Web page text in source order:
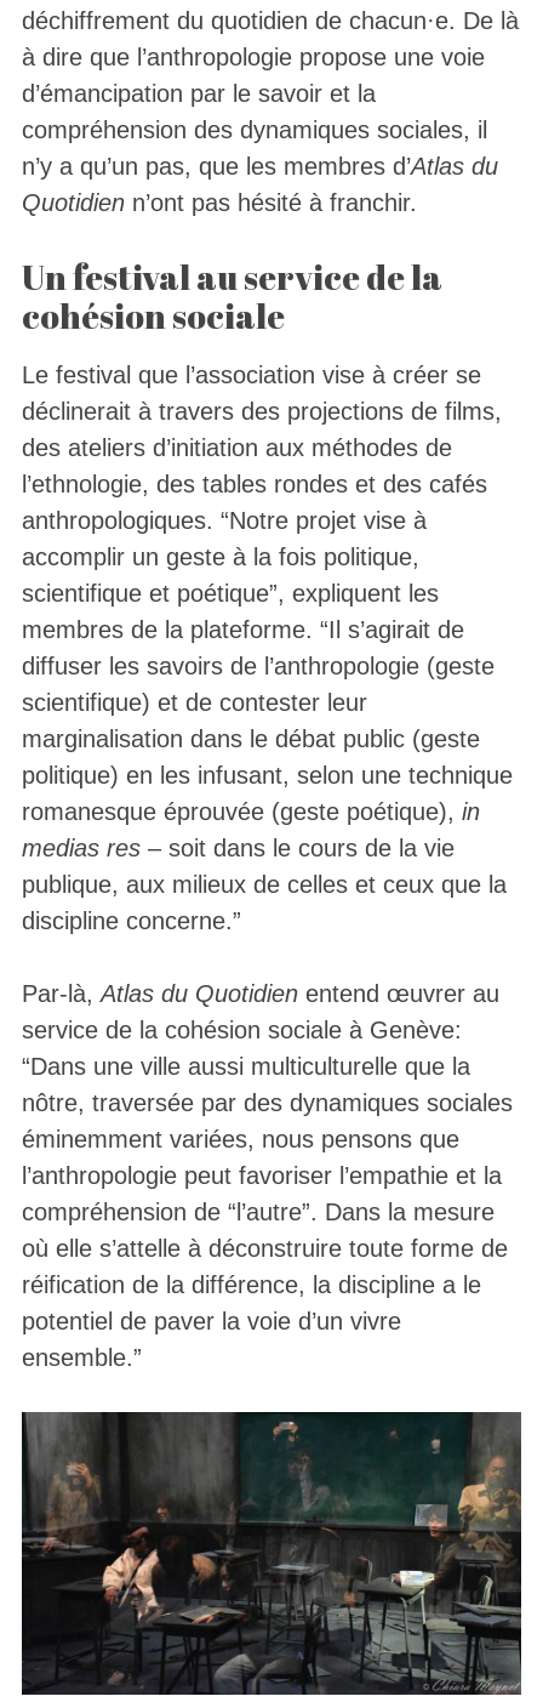
déchiffrement du quotidien de chacun·e. De là
à dire que l’anthropologie propose une voie
d’émancipation par le savoir et la
compréhension des dynamiques sociales, il
n’y a qu’un pas, que les membres d’Atlas du
Quotidienn’ont pas hésité à franchir.
Un festival au service de la
cohésion sociale
Le festival que l’association vise à créer se
déclinerait à travers des projections de films,
des ateliers d’initiation aux méthodes de
l’ethnologie, des tables rondes et des cafés
anthropologiques. “Notre projet vise à
accomplir un geste à la fois politique,
scientifique et poétique”, expliquent les
membres de la plateforme. “Il s’agirait de
diffuser les savoirs de l’anthropologie (geste
scientifique) et de contester leur
marginalisation dans le débat public (geste
politique) en les infusant, selon une technique
romanesque éprouvée (geste poétique), in
medias res– soit dans le cours de la vie
publique, aux milieux de celles et ceux que la
discipline concerne.”
Par-là,Atlas du Quotidienentend œuvrer au
service de la cohésion sociale à Genève:
“Dans une ville aussi multiculturelle que la
nôtre, traversée par des dynamiques sociales
éminemment variées, nous pensons que
l’anthropologie peut favoriser l’empathie et la
compréhension de “l’autre”. Dans la mesure
où elle s’attelle à déconstruire toute forme de
réification de la différence, la discipline a le
potentiel de paver la voie d’un vivre
ensemble.”